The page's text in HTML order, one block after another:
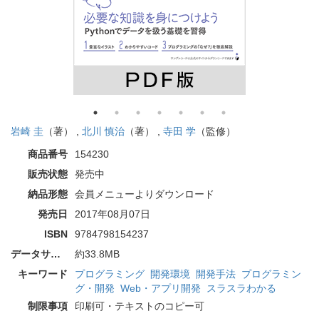
岩崎 圭 （著） , 北川 慎治 （著） , 寺田 学 （監修）
商品番号
154230
販売状態
発売中
納品形態
会員メニューよりダウンロード
発売日
2017年08月07日
ISBN
9784798154237
データサイズ
約33.8MB
キーワード
プログラミング 開発環境 開発手法 プログラミン
グ・開発 Web・アプリ開発
スラスラわかる
制限事項
印刷可・テキストのコピー可